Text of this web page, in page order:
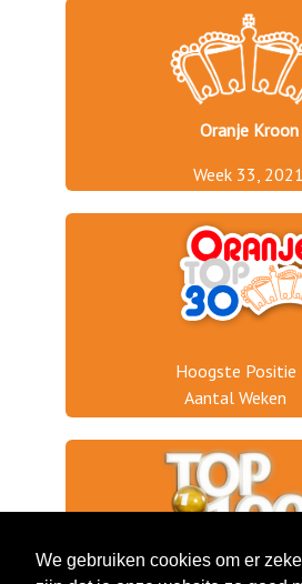
Oranje Kroon
Week 33, 2021
Hoogste Positie
Aantal Weken
We gebruiken cookies om er